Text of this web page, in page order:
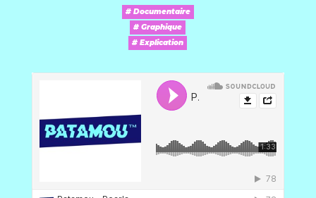
# Documentaire
# Graphique
# Explication